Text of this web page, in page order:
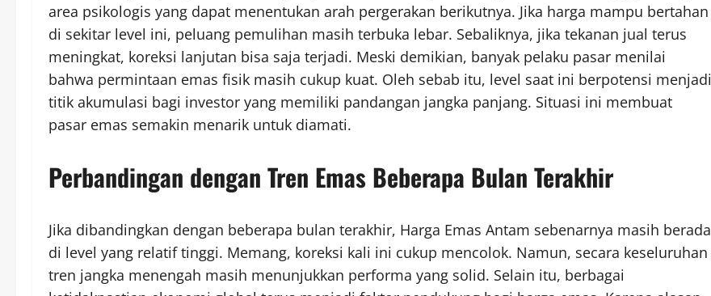
area psikologis yang dapat menentukan arah pergerakan berikutnya. Jika harga mampu bertahan
di sekitar level ini, peluang pemulihan masih terbuka lebar. Sebaliknya, jika tekanan jual terus
meningkat, koreksi lanjutan bisa saja terjadi. Meski demikian, banyak pelaku pasar menilai
bahwa permintaan emas fisik masih cukup kuat. Oleh sebab itu, level saat ini berpotensi menjadi
titik akumulasi bagi investor yang memiliki pandangan jangka panjang. Situasi ini membuat
pasar emas semakin menarik untuk diamati.
Perbandingan dengan Tren Emas Beberapa Bulan Terakhir
Jika dibandingkan dengan beberapa bulan terakhir, Harga Emas Antam sebenarnya masih berada
di level yang relatif tinggi. Memang, koreksi kali ini cukup mencolok. Namun, secara keseluruhan
tren jangka menengah masih menunjukkan performa yang solid. Selain itu, berbagai